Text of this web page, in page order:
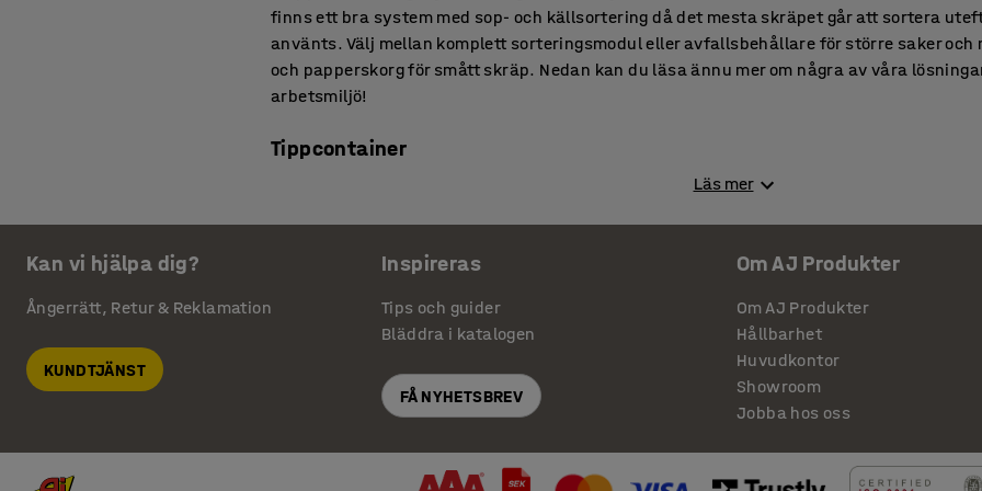
finns ett bra system med sop- och källsortering då det mesta skräpet går att sortera
använts. Välj mellan komplett sorteringsmodul eller avfallsbehållare för större saker
och papperskorg för smått skräp. Nedan kan du läsa ännu mer om några av våra
arbetsmiljö!
Tippcontainer
En tippvagn är ett effektivt sätt att lasta skräp och material i större, och tunga, mängder
En mindre container passar utmärkt på ett lager i anslutning till din arbetsbänk eller
Kemikalieskåp
Beroende på storlek av din arbetsplats och behovet av förvaring av bland annat syra
kemikalieskåp av olika sorter och modeller hos oss. För större kvantiteter är en hög
fem hyllplan ett alternativ medan vid mindre mängder räcker med en liten vägghängd
dina anställda är viktig så ett säkerhetsskåp med ordentlig låsmekanism är ett måste. En
kompletteras med extra hänglås.
Läs mer
Kan vi hjälpa dig?
Ångerrätt, Retur & Reklamation
KUNDTJÄNST
Inspireras
Tips och guider
Bläddra i katalogen
FÅ NYHETSBREV
Om AJ Produkter
Om AJ Produkter
Hållbarhet
Huvudkontor
Showroom
Jobba hos oss